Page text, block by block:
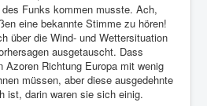
Funks kommen musste. Ach,
eine bekannte Stimme zu hören!
über die Wind- und Wettersituation
ausgetauscht. Dass
Azoren Richtung Europa mit wenig
müssen, aber diese ausgedehnte
ist, darin waren sie sich einig.